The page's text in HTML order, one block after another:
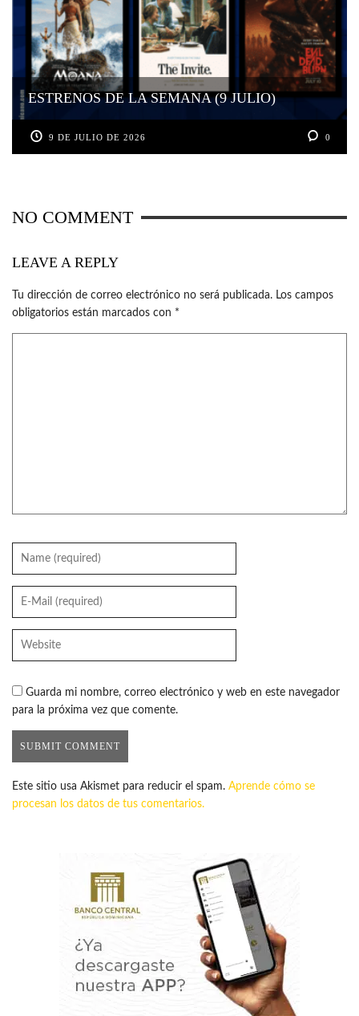
ESTRENOS DE LA SEMANA (9 JULIO)
9 DE JULIO DE 2026 0
NO COMMENT
LEAVE A REPLY
Tu dirección de correo electrónico no será publicada. Los campos
obligatorios están marcados con *
Guarda mi nombre, correo electrónico y web en este navegador
para la próxima vez que comente.
Este sitio usa Akismet para reducir el spam. Aprende cómo se
procesan los datos de tus comentarios.